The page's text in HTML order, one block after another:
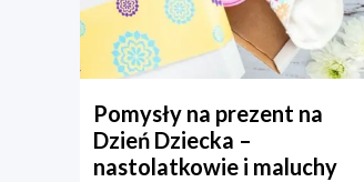
Pomysły na prezent na
Dzień Dziecka –
nastolatkowie i maluchy